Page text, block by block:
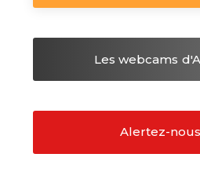
Les webcams
Alertez-